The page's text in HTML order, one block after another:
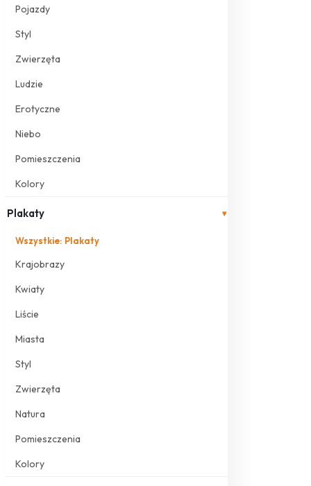
Pojazdy
Styl
Zwierzęta
Ludzie
Erotyczne
Niebo
Pomieszczenia
Kolory
Plakaty ▾
Wszystkie: Plakaty
Krajobrazy
Kwiaty
Liście
Miasta
Styl
Zwierzęta
Natura
Pomieszczenia
Kolory